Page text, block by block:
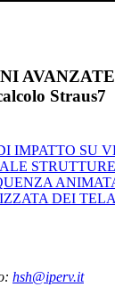
AVANZATE
Straus7
IMPATTO SU
DEI
hsh@iperv.it